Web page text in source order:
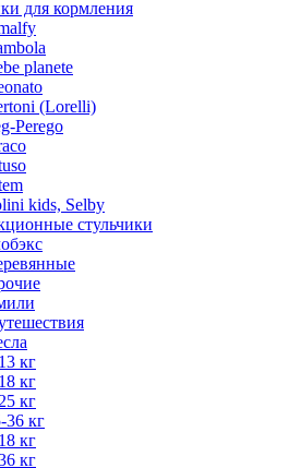
для кормления
planete
(Lorelli)
Perego
kids, Selby
стульчики
кг
кг
кг
36 кг
кг
кг